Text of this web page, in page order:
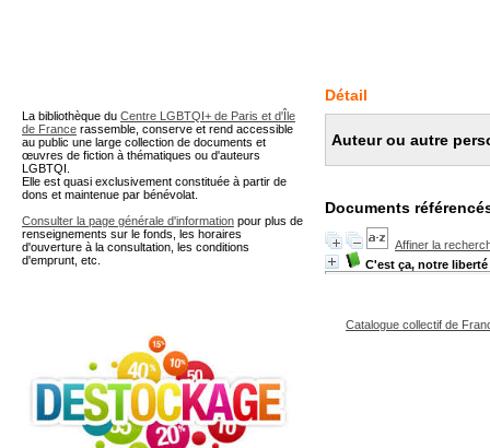
Détail
Auteur ou autre
Documents
Affiner la
C'est ça, notre liberté
Catalogue collectif de
La bibliothèque du Centre LGBTQI+ de Paris et d'Île
de France rassemble, conserve et rend accessible
au public une large collection de documents et
œuvres de fiction à thématiques ou d'auteurs
LGBTQI.
Elle est quasi exclusivement constituée à partir de
dons et maintenue par bénévolat.
Consulter la page générale d'information pour plus de
renseignements sur le fonds, les horaires
d'ouverture à la consultation, les conditions
d'emprunt, etc.